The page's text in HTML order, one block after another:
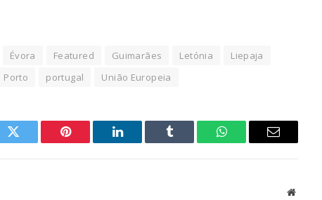
Évora Featured Guimarães Letónia
Liepaja
Porto portugal União Europeia
Twitter Pinterest LinkedIn Tumblr WhatsAppEmail
Website